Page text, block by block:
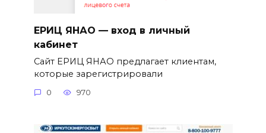
ЕРИЦ ЯНАО — вход в личный
кабинет
Сайт ЕРИЦ ЯНАО предлагает клиентам,
которые зарегистрировали
0 970